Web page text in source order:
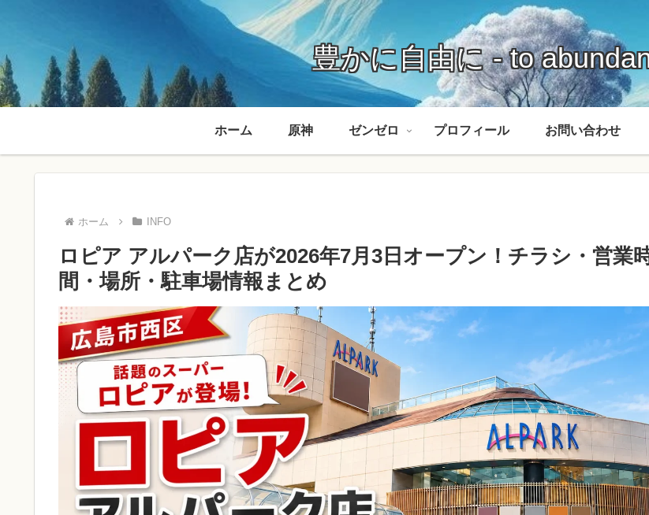
豊かに自由に - to
ホーム 原神 ゼンゼロ プロフィール お問い合わせ
ホーム INFO
ロピア アルパーク店が2026年7月3日オープン！チラシ・営業
間・場所・駐車場情報まとめ